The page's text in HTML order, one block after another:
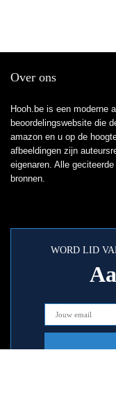
Over ons
Hooh.be is een moderne
beoordelingswebsite die
amazon en u op de
afbeeldingen zijn
eigenaren. Alle
bronnen.
WORD LID